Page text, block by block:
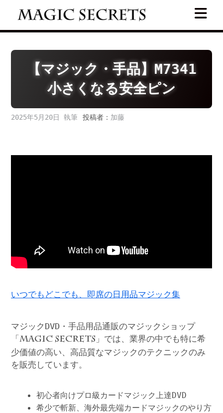
【マジック・手品】M7341
小さくなる安全ピン
2025年5月20日 投稿者： 加藤
いつでもどこでも、即席の日用品マジック集
マジックDVD・手品用品通販のマジックショップ
「 MAGIC SECRETS 」では、業界の中でも特に希
少価値の高い、高品質なマジックのテクニックのみ
を販売しています。
初心者向けプロ級カードマジック上達DVD
希少で斬新、海外最先端カードマジックのやり方